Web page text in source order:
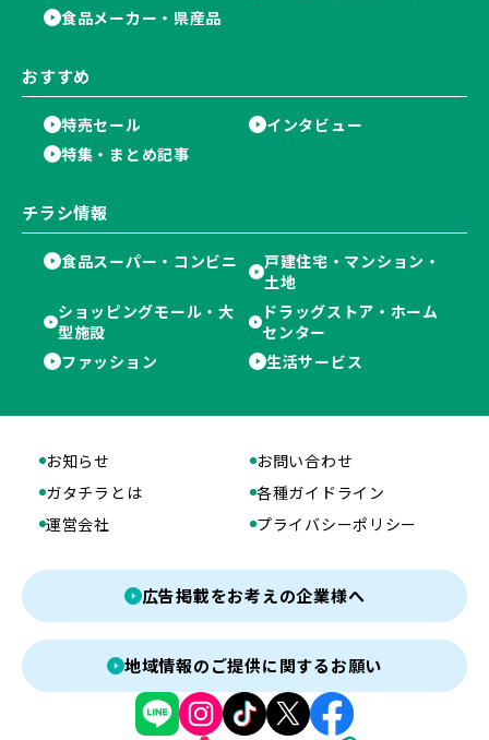
食品メーカー・県産品
おすすめ
特売セール
インタビュー
特集・まとめ記事
チラシ情報
食品スーパー・コンビニ
戸建住宅・マンション・
土地
ショッピングモール・大
型施設
ドラッグストア・ホーム
センター
ファッション
生活サービス
お知らせ
お問い合わせ
ガタチラとは
各種ガイドライン
運営会社
プライバシーポリシー
広告掲載をお考えの企業様へ
地域情報のご提供に関するお願い